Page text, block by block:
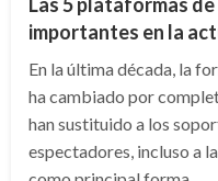
importantes en la
En la última década, la
ha cambiado por
han sustituido a los
espectadores, incluso a